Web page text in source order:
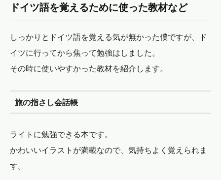
ドイツ語を覚えるために使った教材など
しっかりとドイツ語を覚える気が無かった僕ですが、ド
イツに行ってから焦って勉強はしました。
その時に使いやすかった教材を紹介します。
旅の指さし会話帳
ライトに勉強できる本です。
かわいいイラストが満載なので、気持ちよく覚えられま
す。